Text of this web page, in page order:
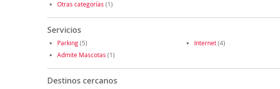
Otras categorías (1)
Servicios
Parking(5) Internet(4)
Admite Mascotas (1)
Destinos cercanos